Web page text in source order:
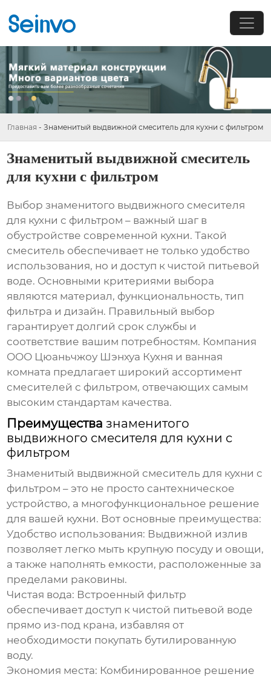
Главная - Знаменитый выдвижной смеситель для кухни с фильтром
Знаменитый выдвижной смеситель
для кухни с фильтром
Выборзнаменитого выдвижного смесителя
для кухни с фильтром – важный шаг в
обустройстве современной кухни. Такой
смеситель обеспечивает не только удобство
использования, но и доступ к чистой питьевой
воде. Основными критериями выбора
являются материал, функциональность, тип
фильтра и дизайн. Правильный выбор
гарантирует долгий срок службы и
соответствие вашим потребностям. Компания
ООО Цюаньчжоу Шэнхуа Кухня и ванная
комната предлагает широкий ассортимент
смесителей с фильтром, отвечающих самым
высоким стандартам качества.
Преимуществазнаменитого
выдвижного смесителя для кухни с
фильтром
Знаменитый выдвижной смеситель для кухни с
фильтром – это не просто сантехническое
устройство, а многофункциональное решение
для вашей кухни. Вот основные преимущества:
Удобство использования: Выдвижной излив
позволяет легко мыть крупную посуду и овощи,
а также наполнять емкости, расположенные за
пределами раковины.
Чистая вода: Встроенный фильтр
обеспечивает доступ к чистой питьевой воде
прямо из-под крана, избавляя от
необходимости покупать бутилированную
воду.
Экономия места: Комбинированное решение